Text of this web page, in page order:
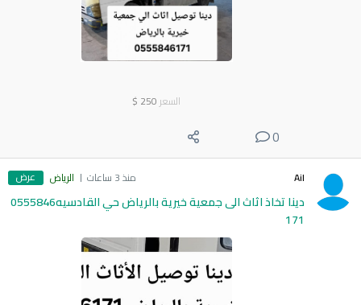
السعر 250
$
0
Ail منذ 3 ساعات الرياض عرض
دينا تخاذ اثاث الى جمعية خيرية بالرياض حي القادسيه0555846
171